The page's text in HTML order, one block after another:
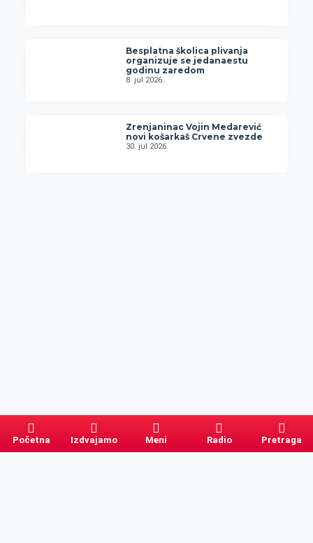
Besplatna školica plivanja
organizuje se jedanaestu
godinu zaredom
8. jul 2026.
Zrenjaninac Vojin Medarević
novi košarkaš Crvene zvezde
30. jul 2026.
Početna Izdvajamo Meni Radio Pretraga